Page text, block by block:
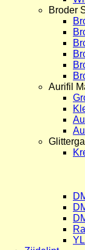
Broder
Aurifil